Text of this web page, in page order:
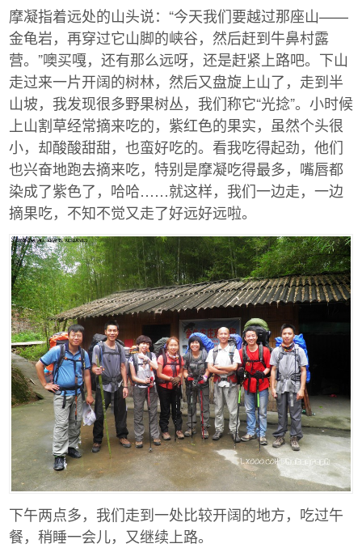
摩凝指着远处的山头说：“今天我们要越过那座山——
金龟岩，再穿过它山脚的峡谷，然后赶到牛鼻村露
营。”噢买嘎，还有那么远呀，还是赶紧上路吧。下山
走过来一片开阔的树林，然后又盘旋上山了，走到半
山坡，我发现很多野果树丛，我们称它“光捻”。小时候
上山割草经常摘来吃的，紫红色的果实，虽然个头很
小，却酸酸甜甜，也蛮好吃的。看我吃得起劲，他们
也兴奋地跑去摘来吃，特别是摩凝吃得最多，嘴唇都
染成了紫色了，哈哈……就这样，我们一边走，一边
摘果吃，不知不觉又走了好远好远啦。
下午两点多，我们走到一处比较开阔的地方，吃过午
餐，稍睡一会儿，又继续上路。